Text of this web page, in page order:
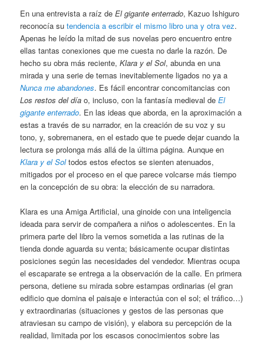
En una entrevista a raíz deEl gigante enterrado, Kazuo Ishiguro
reconocía sutendencia a escribir el mismo libro una y otra vez.
Apenas he leído la mitad de sus novelas pero encuentro entre
ellas tantas conexiones que me cuesta no darle la razón. De
hecho su obra más reciente,Klara y el Sol, abunda en una
mirada y una serie de temas inevitablemente ligados no ya a
Nunca me abandones. Es fácil encontrar concomitancias con
Los restos del día o, incluso, con la fantasía medieval deEl
gigante enterrado. En las ideas que aborda, en la aproximación a
estas a través de su narrador, en la creación de su voz y su
tono, y, sobremanera, en el estado que te puede dejar cuando la
lectura se prolonga más allá de la última página. Aunque en
Klara y el Soltodos estos efectos se sienten atenuados,
mitigados por el proceso en el que parece volcarse más tiempo
en la concepción de su obra: la elección de su narradora.
Klara es una Amiga Artificial, una ginoide con una inteligencia
ideada para servir de compañera a niños o adolescentes. En la
primera parte del libro la vemos sometida a las rutinas de la
tienda donde aguarda su venta; básicamente ocupar distintas
posiciones según las necesidades del vendedor. Mientras ocupa
el escaparate se entrega a la observación de la calle. En primera
persona, detiene su mirada sobre estampas ordinarias (el gran
edificio que domina el paisaje e interactúa con el sol; el tráfico…)
y extraordinarias (situaciones y gestos de las personas que
atraviesan su campo de visión), y elabora su percepción de la
realidad, limitada por los escasos conocimientos sobre las